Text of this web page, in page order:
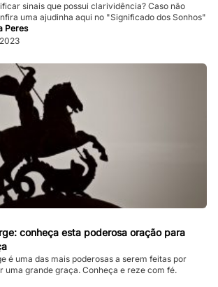
sinais que possui clarividência? Caso não
uma ajudinha aqui no "Significado dos Sonhos"
Peres
conheça esta poderosa oração para
é uma das mais poderosas a serem feitas por
uma grande graça. Conheça e reze com fé.